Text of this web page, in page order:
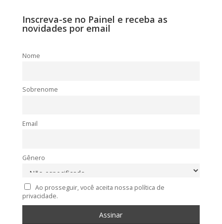
Inscreva-se no Painel e receba as
novidades por email
Nome
Sobrenome
Email
Gênero
Ao prosseguir, você aceita nossa política de
privacidade.